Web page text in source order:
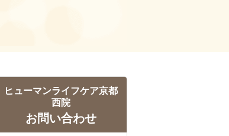
ヒューマンライフケア京都
西院
お問い合わせ